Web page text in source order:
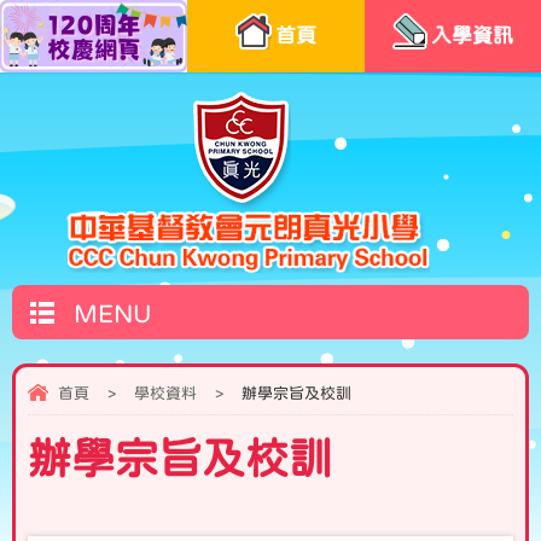
首頁 入學資訊
MENU
首頁 > 學校資料 > 辦學宗旨及校訓
辦學宗旨及校訓